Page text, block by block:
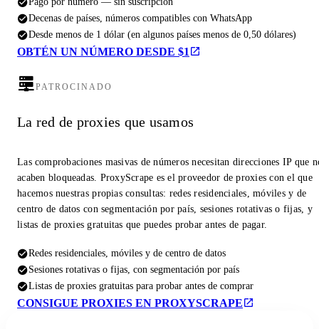
Decenas de países, números compatibles con WhatsApp
Desde menos de 1 dólar (en algunos países menos de 0,50 dólares)
OBTÉN UN NÚMERO DESDE $1
PATROCINADO
La red de proxies que usamos
Las comprobaciones masivas de números necesitan direcciones IP que
acaben bloqueadas. ProxyScrape es el proveedor de proxies con el que
hacemos nuestras propias consultas: redes residenciales, móviles y de
centro de datos con segmentación por país, sesiones rotativas o fijas, y
listas de proxies gratuitas que puedes probar antes de pagar.
Redes residenciales, móviles y de centro de datos
Sesiones rotativas o fijas, con segmentación por país
Listas de proxies gratuitas para probar antes de comprar
CONSIGUE PROXIES EN PROXYSCRAPE